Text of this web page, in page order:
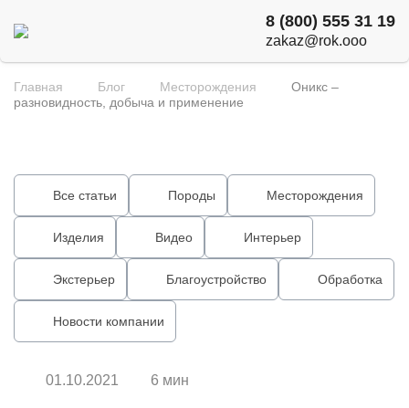
8 (800) 555 31 19
zakaz@rok.ooo
Главная Блог Месторождения
Оникс –
разновидность, добыча и применение
Все статьи Породы Месторождения
Изделия Видео Интерьер
Экстерьер Благоустройство Обработка
Новости компании
01.10.2021 6 мин